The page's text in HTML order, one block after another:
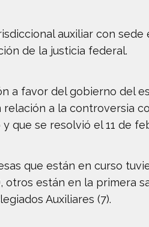
auxiliar con sede
de la justicia federal.
a favor del gobierno del
relación a la controversia
que se resolvió el 11 de
que están en curso
otros están en la primera
Auxiliares (7).